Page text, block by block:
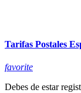
Tarifas Postales
favorite
Debes de estar